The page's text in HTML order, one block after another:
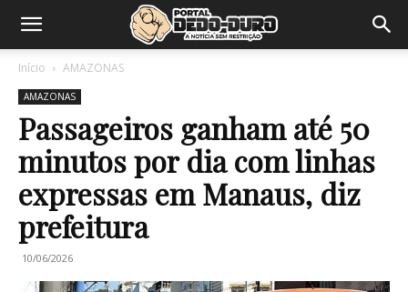
Início AMAZONAS
AMAZONAS
Passageiros ganham até 50
minutos por dia com linhas
expressas em Manaus, diz
prefeitura
10/06/2026